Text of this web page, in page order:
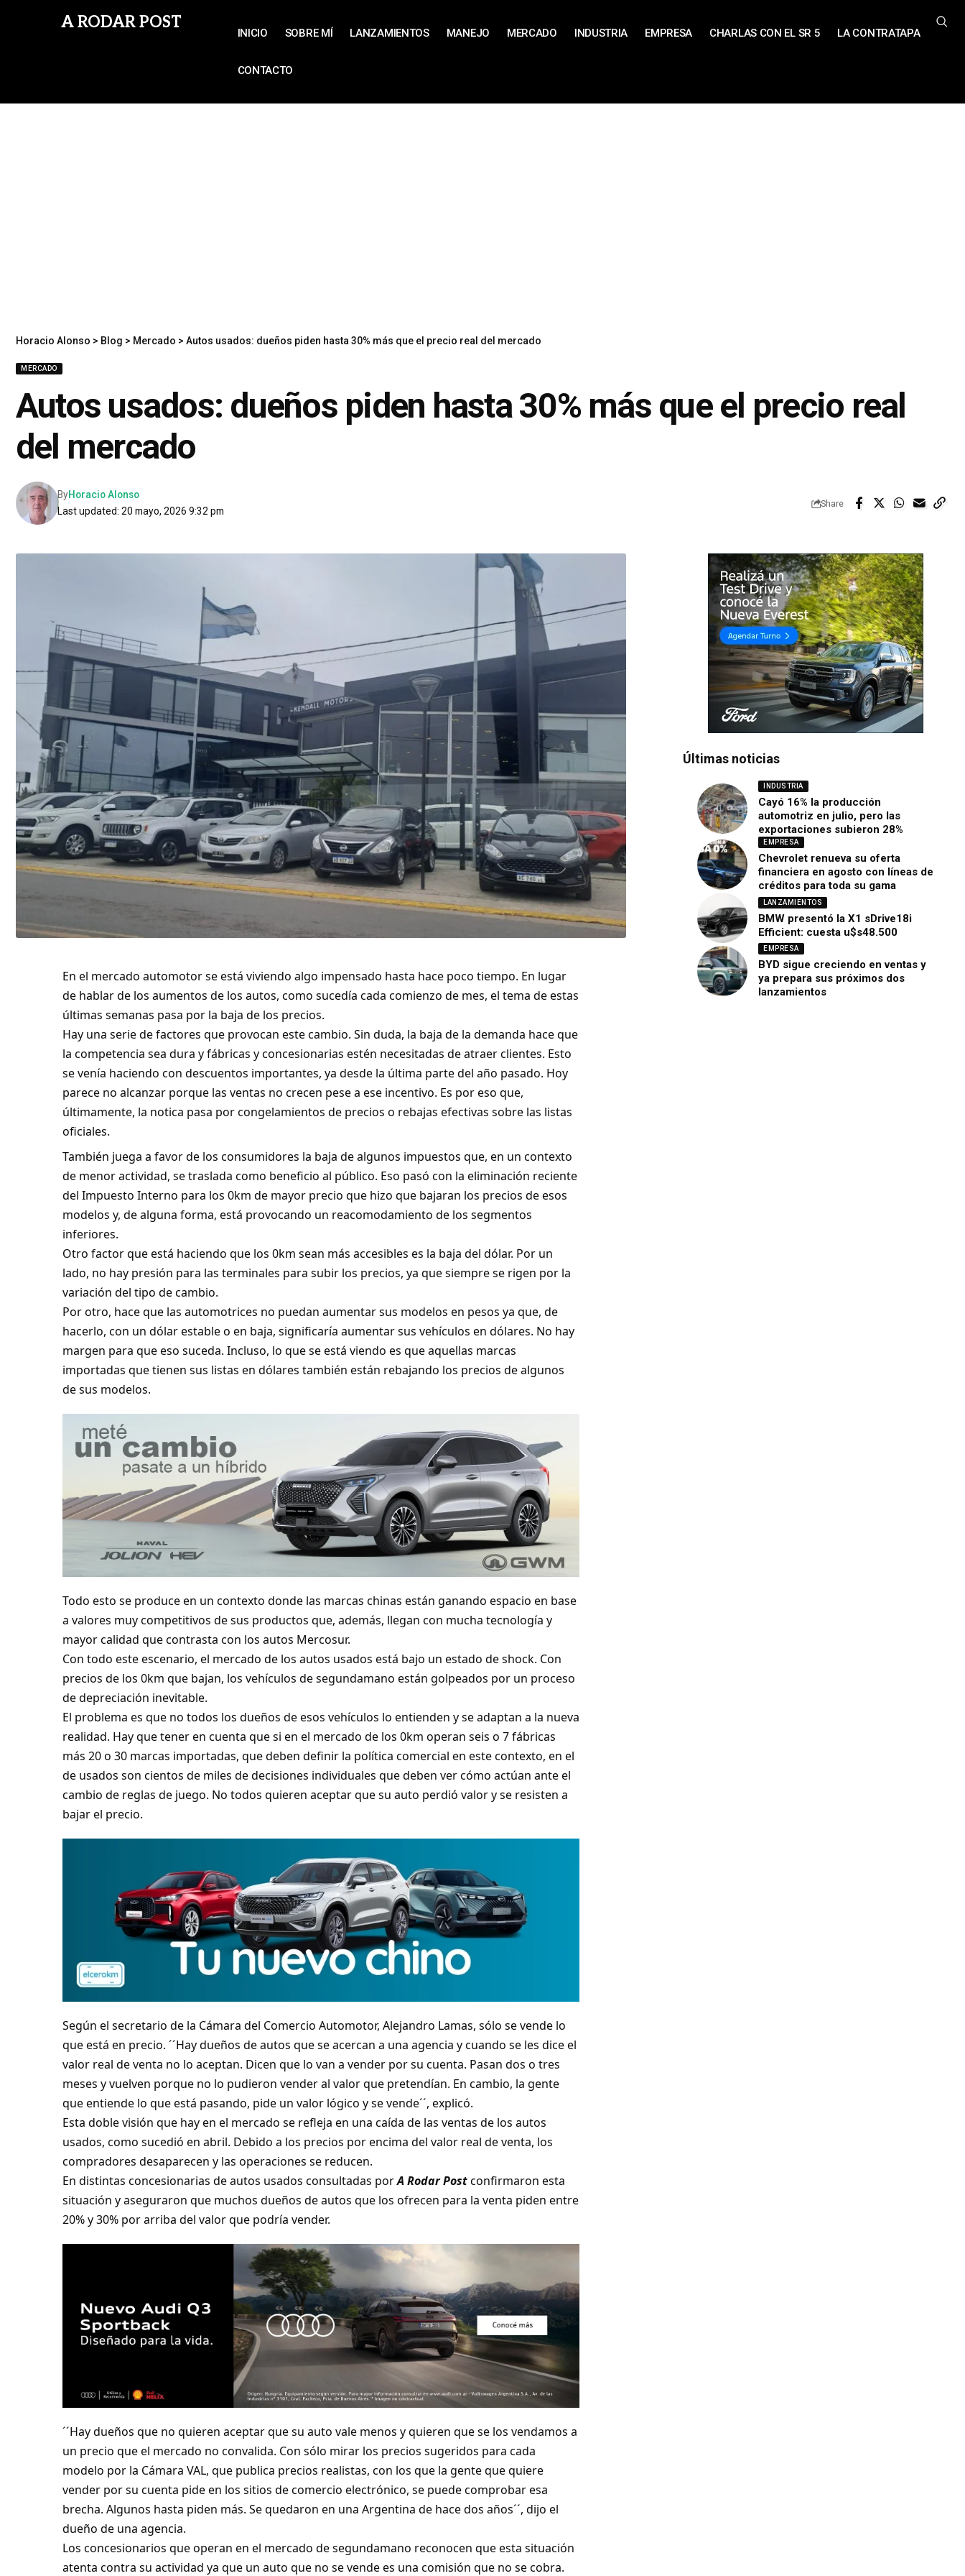
A RODAR POST
INICIO SOBRE MÍ LANZAMIENTOS MANEJO MERCADO INDUSTRIA EMPRESA CHARLAS CON EL SR 5 LA CONTRATAPA
CONTACTO
Horacio Alonso > Blog > Mercado > Autos usados: dueños piden hasta 30% más que el precio real del mercado
MERCADO
Autos usados: dueños piden hasta 30% más que el precio real
del mercado
Last updated: 20 mayo, 2026 9:32 pm
ByHoracio Alonso
Share
En el mercado automotor se está viviendo algo impensado hasta hace poco tiempo. En lugar
de hablar de los aumentos de los autos, como sucedía cada comienzo de mes, el tema de estas
últimas semanas pasa por la baja de los precios.
Hay una serie de factores que provocan este cambio. Sin duda, la baja de la demanda hace que
la competencia sea dura y fábricas y concesionarias estén necesitadas de atraer clientes. Esto
se venía haciendo con descuentos importantes, ya desde la última parte del año pasado. Hoy
parece no alcanzar porque las ventas no crecen pese a ese incentivo. Es por eso que,
últimamente, la notica pasa por congelamientos de precios o rebajas efectivas sobre las listas
oficiales.
También juega a favor de los consumidores la baja de algunos impuestos que, en un contexto
de menor actividad, se traslada como beneficio al público. Eso pasó con la eliminación reciente
del Impuesto Interno para los 0km de mayor precio que hizo que bajaran los precios de esos
modelos y, de alguna forma, está provocando un reacomodamiento de los segmentos
inferiores.
Otro factor que está haciendo que los 0km sean más accesibles es la baja del dólar. Por un
lado, no hay presión para las terminales para subir los precios, ya que siempre se rigen por la
variación del tipo de cambio.
Por otro, hace que las automotrices no puedan aumentar sus modelos en pesos ya que, de
hacerlo, con un dólar estable o en baja, significaría aumentar sus vehículos en dólares. No hay
margen para que eso suceda. Incluso, lo que se está viendo es que aquellas marcas
importadas que tienen sus listas en dólares también están rebajando los precios de algunos
de sus modelos.
Todo esto se produce en un contexto donde las marcas chinas están ganando espacio en base
a valores muy competitivos de sus productos que, además, llegan con mucha tecnología y
mayor calidad que contrasta con los autos Mercosur.
Con todo este escenario, el mercado de los autos usados está bajo un estado de shock. Con
precios de los 0km que bajan, los vehículos de segundamano están golpeados por un proceso
de depreciación inevitable.
El problema es que no todos los dueños de esos vehículos lo entienden y se adaptan a la nueva
realidad. Hay que tener en cuenta que si en el mercado de los 0km operan seis o 7 fábricas
más 20 o 30 marcas importadas, que deben definir la política comercial en este contexto, en el
de usados son cientos de miles de decisiones individuales que deben ver cómo actúan ante el
cambio de reglas de juego. No todos quieren aceptar que su auto perdió valor y se resisten a
bajar el precio.
Según el secretario de la Cámara del Comercio Automotor, Alejandro Lamas, sólo se vende lo
que está en precio. ´´Hay dueños de autos que se acercan a una agencia y cuando se les dice el
valor real de venta no lo aceptan. Dicen que lo van a vender por su cuenta. Pasan dos o tres
meses y vuelven porque no lo pudieron vender al valor que pretendían. En cambio, la gente
que entiende lo que está pasando, pide un valor lógico y se vende´´, explicó.
Esta doble visión que hay en el mercado se refleja en una caída de las ventas de los autos
usados, como sucedió en abril. Debido a los precios por encima del valor real de venta, los
compradores desaparecen y las operaciones se reducen.
En distintas concesionarias de autos usados consultadas porA Rodar Postconfirmaron esta
situación y aseguraron que muchos dueños de autos que los ofrecen para la venta piden entre
20% y 30% por arriba del valor que podría vender.
´´Hay dueños que no quieren aceptar que su auto vale menos y quieren que se los vendamos a
un precio que el mercado no convalida. Con sólo mirar los precios sugeridos para cada
modelo por la Cámara VAL, que publica precios realistas, con los que la gente que quiere
vender por su cuenta pide en los sitios de comercio electrónico, se puede comprobar esa
brecha. Algunos hasta piden más. Se quedaron en una Argentina de hace dos años´´, dijo el
dueño de una agencia.
Los concesionarios que operan en el mercado de segundamano reconocen que esta situación
atenta contra su actividad ya que un auto que no se vende es una comisión que no se cobra.
Últimas noticias
INDUSTRIA
Cayó 16% la producción
automotriz en julio, pero las
exportaciones subieron 28%
EMPRESA
Chevrolet renueva su oferta
financiera en agosto con líneas de
créditos para toda su gama
LANZAMIENTOS
BMW presentó la X1 sDrive18i
Efficient: cuesta u$s48.500
EMPRESA
BYD sigue creciendo en ventas y
ya prepara sus próximos dos
lanzamientos